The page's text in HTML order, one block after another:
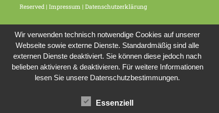
Reserved |Impressum |Datenschutzerklärung
Wir verwenden technisch notwendige Cookies auf unserer
Webseite sowie externe Dienste. Standardmäßig sind alle
externen Dienste deaktiviert. Sie können diese jedoch nach
belieben aktivieren & deaktivieren. Für weitere Informationen
lesen Sie unsere Datenschutzbestimmungen.
Essenziell